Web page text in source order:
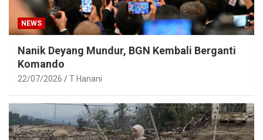
NEWS
Nanik Deyang Mundur, BGN Kembali Berganti
Komando
22/07/2026 T Hanani